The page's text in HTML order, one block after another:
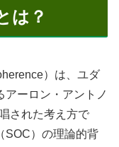
は？
）は、ユダ
アーロン・アントノ
された考え方で
SOC）の理論的背